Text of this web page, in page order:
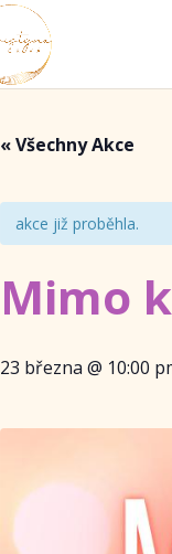
« Všechny Akce
akce již proběhla.
Mimo
23 března @ 10:00